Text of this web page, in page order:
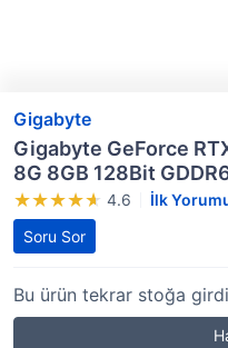
Gigabyte
Gigabyte GeForce
8G 8GB 128Bit
4.6
İlk
Soru Sor
Bu ürün tekrar stoğa